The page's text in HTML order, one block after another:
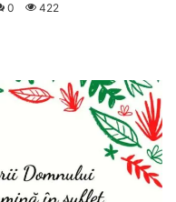
0 422